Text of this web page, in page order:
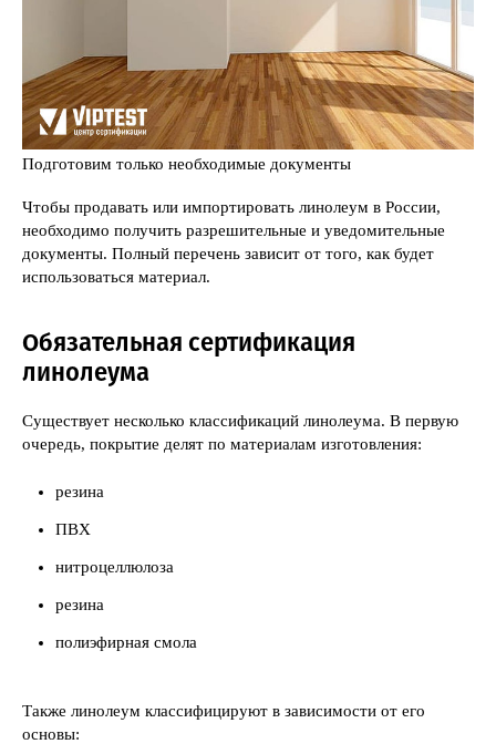
Подготовим только необходимые документы
Чтобы продавать или импортировать линолеум в России,
необходимо получить разрешительные и уведомительные
документы. Полный перечень зависит от того, как будет
использоваться материал.
Обязательная сертификация
линолеума
Существует несколько классификаций линолеума. В первую
очередь, покрытие делят по материалам изготовления:
резина
ПВХ
нитроцеллюлоза
резина
полиэфирная смола
Также линолеум классифицируют в зависимости от его
основы: